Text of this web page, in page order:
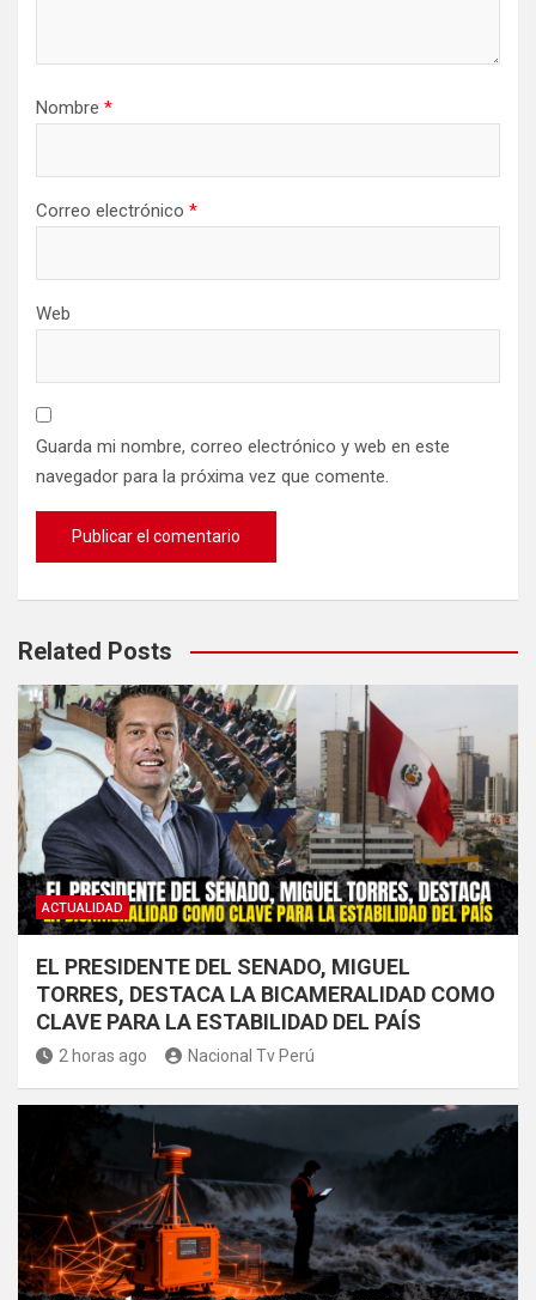
Nombre *
Correo electrónico *
Web
Guarda mi nombre, correo electrónico y web en este
navegador para la próxima vez que comente.
Related Posts
ACTUALIDAD
EL PRESIDENTE DEL SENADO, MIGUEL
TORRES, DESTACA LA BICAMERALIDAD COMO
CLAVE PARA LA ESTABILIDAD DEL PAÍS
2 horas ago Nacional Tv Perú